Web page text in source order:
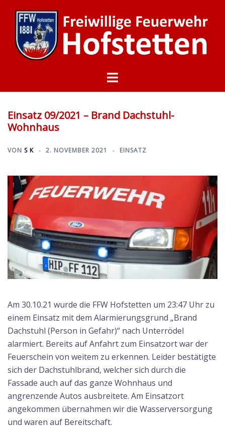
Inhalt
springen
Menü
Einsatz 09/2021 – Brand Dachstuhl-
Wohnhaus
VON S K 2. NOVEMBER 2021 EINSATZ
Am 30.10.21 wurde die FFW Hofstetten um 23:47 Uhr zu
einem Einsatz mit dem Alarmierungsgrund „Brand
Dachstuhl (Person in Gefahr)“ nach Unterrödel
alarmiert. Bereits auf Anfahrt zum Einsatzort war der
Feuerschein von weitem zu erkennen. Leider bestätigte
sich der Dachstuhlbrand, welcher sich durch die
Fassade auch auf das ganze Wohnhaus und
angrenzende Autos ausbreitete. Am Einsatzort
angekommen übernahmen wir die Wasserversorgung
und waren auf Bereitschaft.